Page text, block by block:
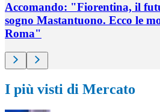
Accomando: "Fiorentina, il
sogno Mastantuono. Ecco le
Roma"
I più visti di Mercato